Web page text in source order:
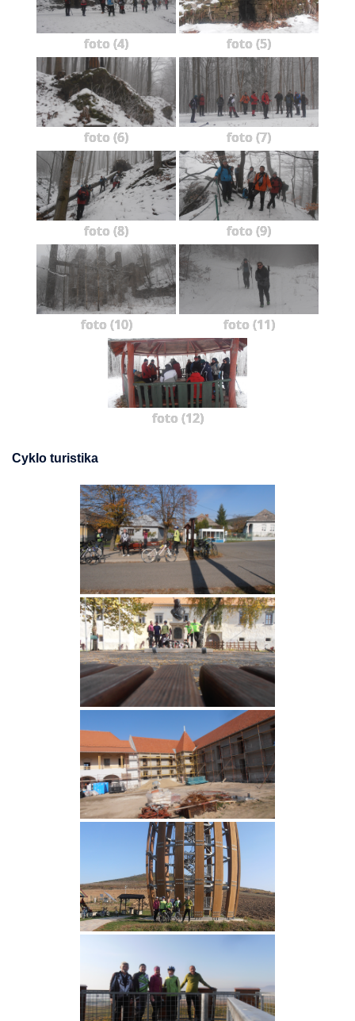
foto (4) foto (5)
foto (6) foto (7)
foto (8) foto (9)
foto (10) foto (11)
foto (12)
Cyklo turistika